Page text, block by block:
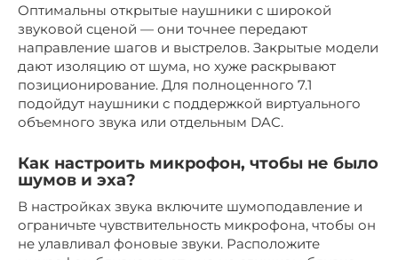
Оптимальны открытые наушники с широкой
звуковой сценой — они точнее передают
направление шагов и выстрелов. Закрытые модели
дают изоляцию от шума, но хуже раскрывают
позиционирование. Для полноценного 7.1
подойдут наушники с поддержкой виртуального
объемного звука или отдельным DAC.
Как настроить микрофон, чтобы не было
шумов и эха?
В настройках звука включите шумоподавление и
ограничьте чувствительность микрофона, чтобы он
не улавливал фоновые звуки. Расположите